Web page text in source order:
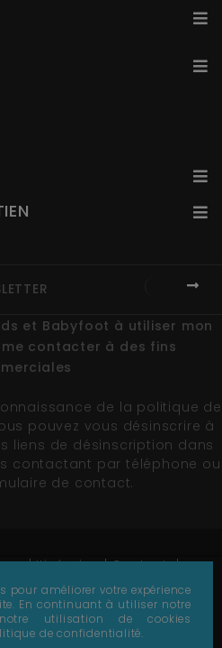
pour améliorer votre expérience
En continuant à utiliser notre
utilisation de cookies
de confidentialité.
et Babyfoot à utiliser mon
contacter à des fins
de la politique de
pouvez vous désinscrire à
liens de désinscription dans
contactant par téléphone ou
de contact.
Itinéraire
Contact
du site
droits réservés -Création
Page 1